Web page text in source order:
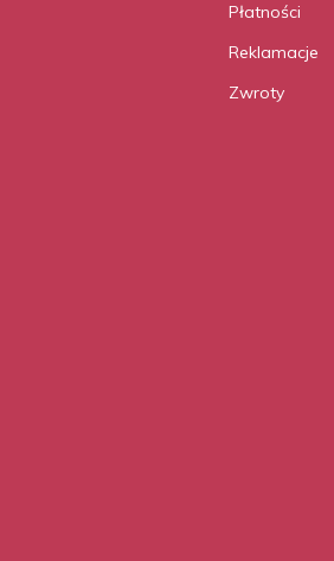
Płatności
Reklamacje
Zwroty